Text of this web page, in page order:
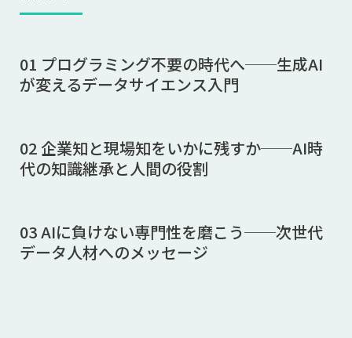
01 プログラミング不要の時代へ──生成AI
が変えるデータサイエンス入門
02 企業知と現場知をいかに残すか──AI時
代の知識継承と人間の役割
03 AIに負けない専門性を磨こう──次世代
データ人材へのメッセージ